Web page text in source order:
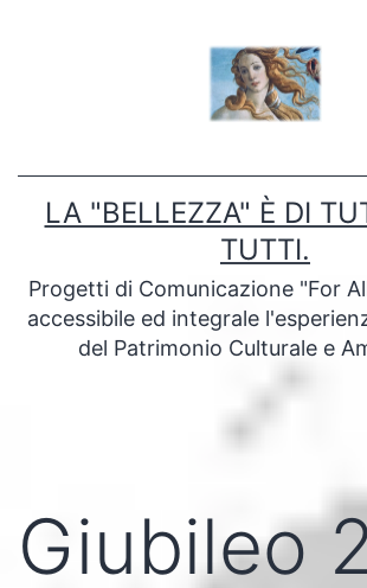
LA "BELLEZZA" È DI
TUTTI.
Progetti di Comunicazione "For
accessibile ed integrale
del Patrimonio Culturale e
Giubileo